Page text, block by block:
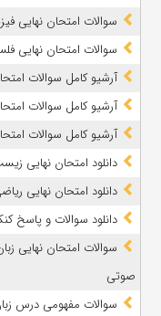
سوالات امتحان نهایی فیزیک 3 سال دوازدهم (1397
سوالات امتحان نهایی فلسفه 2 پایه دوازدهم
آرشیو کامل سوالات
آرشیو کامل سوالات
آرشیو کامل سوالات
دانلود امتحان نهایی زیست شناسی 3 پایه
دانلود امتحان نهایی ریاضی و آمار 3 پایه
دانلود سوالات و پاسخ کنکور ارشد
صوتی
سوالات مفهومی درس زبان انگلیسی